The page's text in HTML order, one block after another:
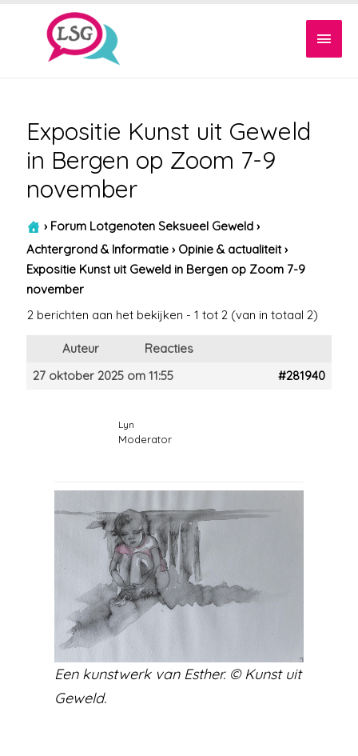
Expositie Kunst uit Geweld
in Bergen op Zoom 7-9
november
› Forum Lotgenoten Seksueel Geweld ›
Achtergrond & Informatie › Opinie & actualiteit ›
Expositie Kunst uit Geweld in Bergen op Zoom 7-9
november
2 berichten aan het bekijken - 1 tot 2 (van in totaal 2)
Auteur
Reacties
27 oktober 2025 om 11:55
#281940
Lyn
Moderator
Een kunstwerk van Esther. © Kunst uit
Geweld.